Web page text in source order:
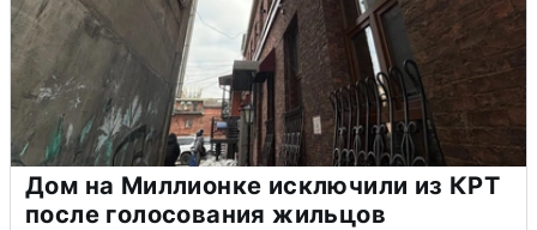
Дом на Миллионке исключили из КРТ
после голосования жильцов